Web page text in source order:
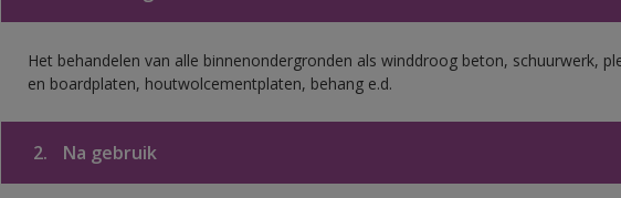
Het behandelen van alle binnenondergronden als winddroog beton, schuurwerk,
en boardplaten, houtwolcementplaten, behang e.d.
2. Na gebruik